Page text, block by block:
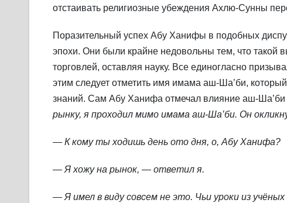
отстаивать религиозные убеждения Ахлю-Сунны
Поразительный успех Абу Ханифы в подобных
эпохи. Они были крайне недовольны тем, что такой
торговлей, оставляя науку. Все единогласно
этим следует отметить имя имама аш-Ша’би,
знаний. Сам Абу Ханифа отмечал влияние аш-
рынку, я проходил мимо имама аш-Ша’би. Он
— К кому ты ходишь день ото дня, о, Абу Ханифа?
— Я хожу на рынок, — ответил я.
— Я имел в виду совсем не это. Чьи уроки из